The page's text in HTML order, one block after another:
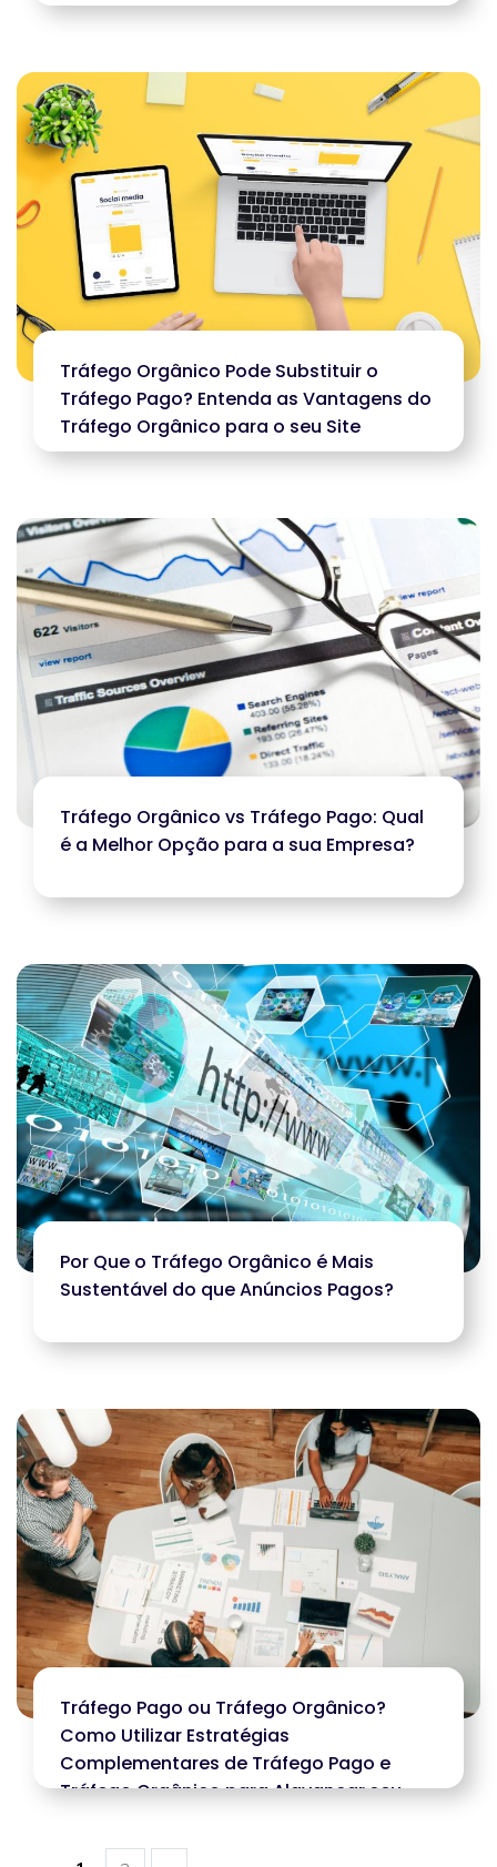
Tráfego Orgânico Pode Substituir o
Tráfego Pago? Entenda as Vantagens do
Tráfego Orgânico para o seu Site
Tráfego Orgânico vs Tráfego Pago: Qual
é a Melhor Opção para a sua Empresa?
Por Que o Tráfego Orgânico é Mais
Sustentável do que Anúncios Pagos?
Tráfego Pago ou Tráfego Orgânico?
Como Utilizar Estratégias
Complementares de Tráfego Pago e
Tráfego Orgânico para Alavancar seu